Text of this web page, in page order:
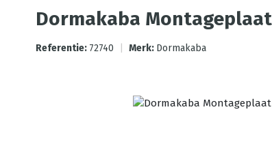
Dormakaba
Referentie: 72740 Merk: Dormakaba